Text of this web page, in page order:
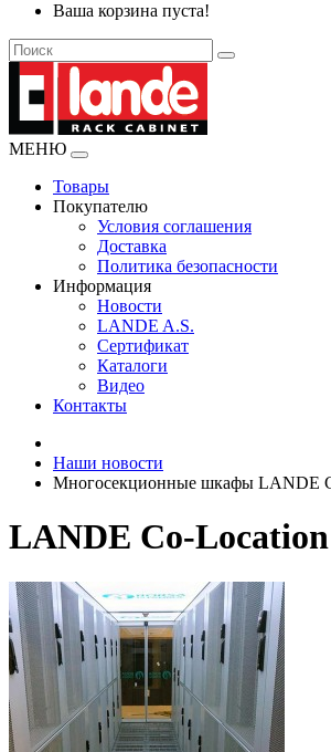
Ваша корзина пуста!
МЕНЮ
Товары
Покупателю
Условия соглашения
Доставка
Политика безопасности
Информация
Новости
LANDE A.S.
Сертификат
Каталоги
Видео
Контакты
Наши новости
Многосекционные шкафы LANDE
LANDE Co-